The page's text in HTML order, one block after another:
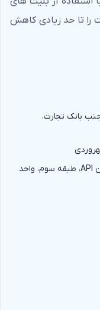
را تا حد زیادی کاهش
جنب بانک تجارت،
امارات، دبی، بَر دبی، السوق الکبیر، ساختمان API، طبقه سوم، واحد